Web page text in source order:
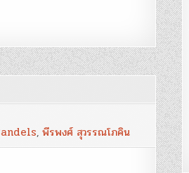
, พีรพงศ์ สุวรรณโภคิน